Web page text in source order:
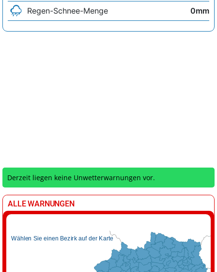
Regen-Schnee-Menge 0mm
Derzeit liegen keine Unwetterwarnungen vor.
ALLE WARNUNGEN
Wählen Sie einen Bezirk auf der Karte